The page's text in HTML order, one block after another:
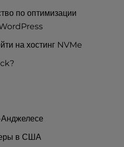
по оптимизации
WordPress
на хостинг NVMe
в США